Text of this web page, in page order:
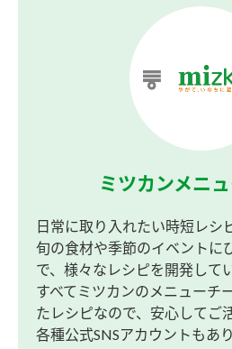
ミツカンメニ
日常に取り入れたい時短レシ
旬の食材や季節のイベントに
で、様々なレシピを開発してい
すべてミツカンのメニューチ
たレシピなので、安心してご
各種公式SNSアカウントもあり